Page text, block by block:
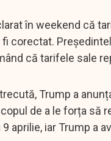
în weekend că
corectat.
că tarifele sale
Trump a
de a le forța să
aprilie, iar Trump a